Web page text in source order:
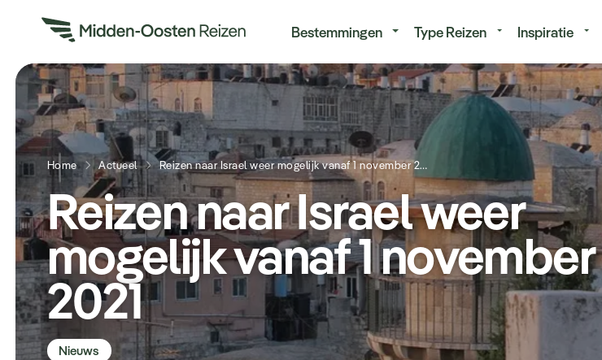
Bestemmingen Type Reizen Inspiratie
Home Actueel Reizen naar Israel weer mogelijk vanaf 1 november 2021
Reizen naar Israel weer
mogelijk vanaf 1 november
2021
Nieuws